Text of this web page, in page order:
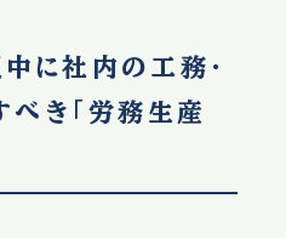
に社内の工務・
べき「労務生産